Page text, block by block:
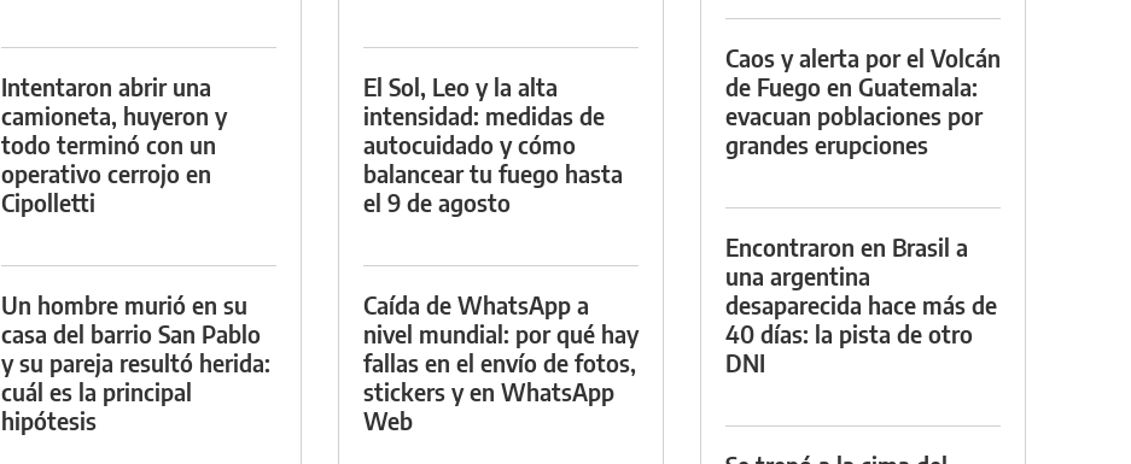
Intentaron abrir una
camioneta, huyeron y
todo terminó con un
operativo cerrojo en
Cipolletti
Un hombre murió en su
casa del barrio San Pablo
y su pareja resultó herida:
cuál es la principal
hipótesis
El Sol, Leo y la alta
intensidad: medidas de
autocuidado y cómo
balancear tu fuego hasta
el 9 de agosto
Caída de WhatsApp a
nivel mundial: por qué hay
fallas en el envío de fotos,
stickers y en WhatsApp
Web
Caos y alerta por el Volcán
de Fuego en Guatemala:
evacuan poblaciones por
grandes erupciones
Encontraron en Brasil a
una argentina
desaparecida hace más de
40 días: la pista de otro
DNI